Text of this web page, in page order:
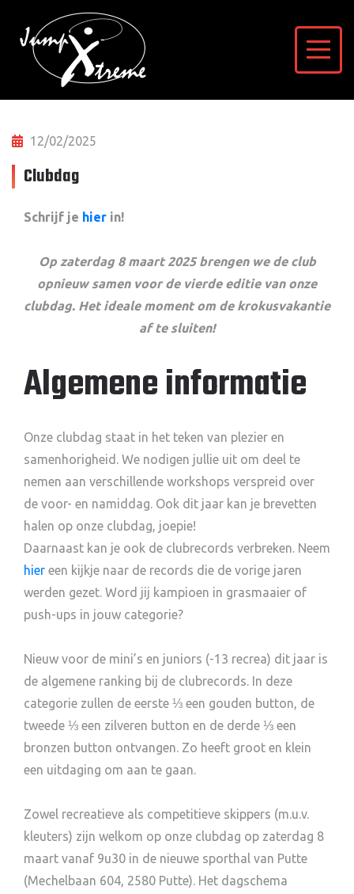
12/02/2025
Clubdag
Schrijf je hier in!
Op zaterdag 8 maart 2025 brengen we de club
opnieuw samen voor de vierde editie van onze
clubdag. Het ideale moment om de krokusvakantie
af te sluiten!
Algemene informatie
Onze clubdag staat in het teken van plezier en
samenhorigheid. We nodigen jullie uit om deel te
nemen aan verschillende workshops verspreid over
de voor- en namiddag. Ook dit jaar kan je brevetten
halen op onze clubdag, joepie!
Daarnaast kan je ook de clubrecords verbreken. Neem
hier een kijkje naar de records die de vorige jaren
werden gezet. Word jij kampioen in grasmaaier of
push-ups in jouw categorie?
Nieuw voor de mini’s en juniors (-13 recrea) dit jaar is
de algemene ranking bij de clubrecords. In deze
categorie zullen de eerste ⅓ een gouden button, de
tweede ⅓ een zilveren button en de derde ⅓ een
bronzen button ontvangen. Zo heeft groot en klein
een uitdaging om aan te gaan.
Zowel recreatieve als competitieve skippers (m.u.v.
kleuters) zijn welkom op onze clubdag op zaterdag 8
maart vanaf 9u30 in de nieuwe sporthal van Putte
(Mechelbaan 604, 2580 Putte). Het dagschema